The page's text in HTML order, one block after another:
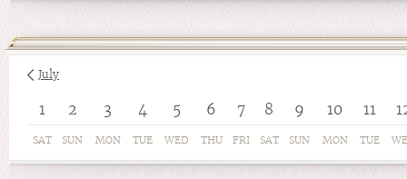
July
1 2 3 4 5 6 7 8 9 10 11
SAT SUN MON TUE WED THU FRI SAT SUN MON TUE